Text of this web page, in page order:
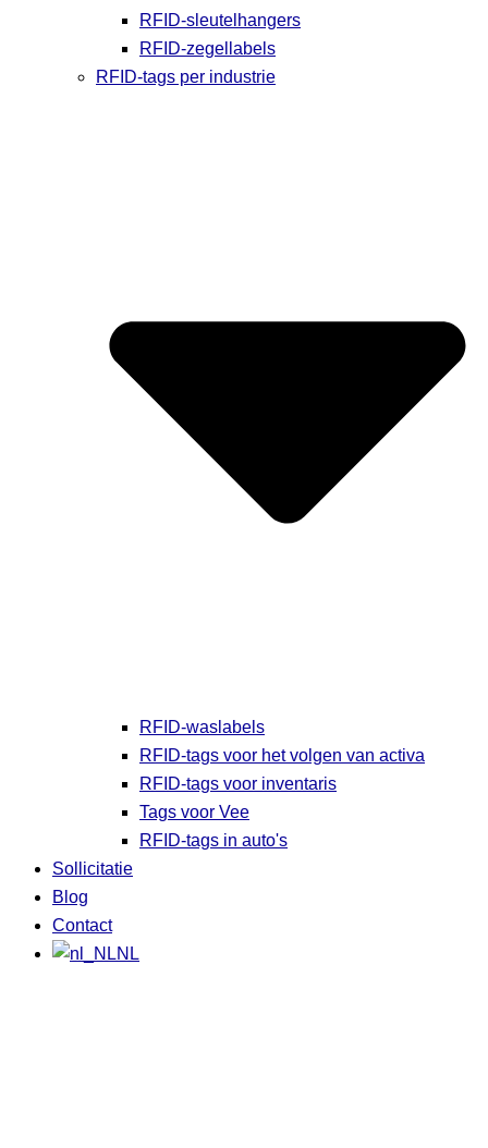
RFID-sleutelhangers
RFID-zegellabels
RFID-tags per industrie
RFID-waslabels
RFID-tags voor het volgen van activa
RFID-tags voor inventaris
Tags voor Vee
RFID-tags in auto's
Sollicitatie
Blog
Contact
NL